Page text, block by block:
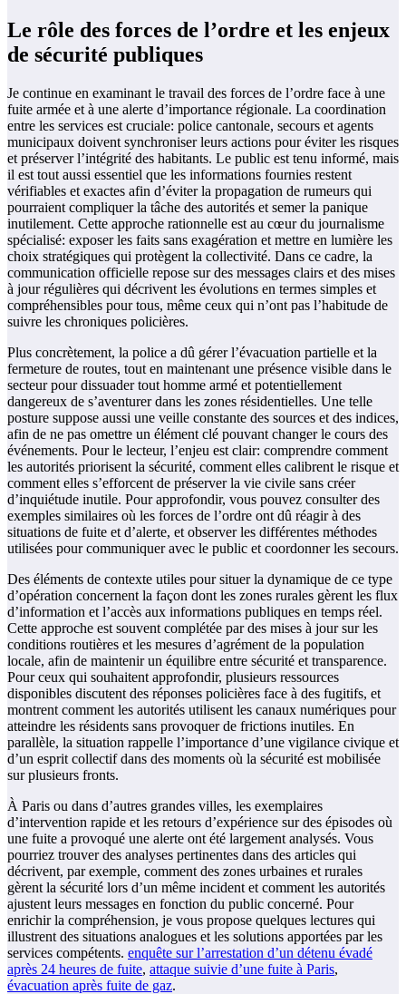
Le rôle des forces de l’ordre et les enjeux
de sécurité publiques
Je continue en examinant le travail des forces de l’ordre face à une
fuite armée et à une alerte d’importance régionale. La coordination
entre les services est cruciale: police cantonale, secours et agents
municipaux doivent synchroniser leurs actions pour éviter les risques
et préserver l’intégrité des habitants. Le public est tenu informé, mais
il est tout aussi essentiel que les informations fournies restent
vérifiables et exactes afin d’éviter la propagation de rumeurs qui
pourraient compliquer la tâche des autorités et semer la panique
inutilement. Cette approche rationnelle est au cœur du journalisme
spécialisé: exposer les faits sans exagération et mettre en lumière les
choix stratégiques qui protègent la collectivité. Dans ce cadre, la
communication officielle repose sur des messages clairs et des mises
à jour régulières qui décrivent les évolutions en termes simples et
compréhensibles pour tous, même ceux qui n’ont pas l’habitude de
suivre les chroniques policières.
Plus concrètement, la police a dû gérer l’évacuation partielle et la
fermeture de routes, tout en maintenant une présence visible dans le
secteur pour dissuader tout homme armé et potentiellement
dangereux de s’aventurer dans les zones résidentielles. Une telle
posture suppose aussi une veille constante des sources et des indices,
afin de ne pas omettre un élément clé pouvant changer le cours des
événements. Pour le lecteur, l’enjeu est clair: comprendre comment
les autorités priorisent la sécurité, comment elles calibrent le risque et
comment elles s’efforcent de préserver la vie civile sans créer
d’inquiétude inutile. Pour approfondir, vous pouvez consulter des
exemples similaires où les forces de l’ordre ont dû réagir à des
situations de fuite et d’alerte, et observer les différentes méthodes
utilisées pour communiquer avec le public et coordonner les secours.
Des éléments de contexte utiles pour situer la dynamique de ce type
d’opération concernent la façon dont les zones rurales gèrent les flux
d’information et l’accès aux informations publiques en temps réel.
Cette approche est souvent complétée par des mises à jour sur les
conditions routières et les mesures d’agrément de la population
locale, afin de maintenir un équilibre entre sécurité et transparence.
Pour ceux qui souhaitent approfondir, plusieurs ressources
disponibles discutent des réponses policières face à des fugitifs, et
montrent comment les autorités utilisent les canaux numériques pour
atteindre les résidents sans provoquer de frictions inutiles. En
parallèle, la situation rappelle l’importance d’une vigilance civique et
d’un esprit collectif dans des moments où la sécurité est mobilisée
sur plusieurs fronts.
À Paris ou dans d’autres grandes villes, les exemplaires
d’intervention rapide et les retours d’expérience sur des épisodes où
une fuite a provoqué une alerte ont été largement analysés. Vous
pourriez trouver des analyses pertinentes dans des articles qui
décrivent, par exemple, comment des zones urbaines et rurales
gèrent la sécurité lors d’un même incident et comment les autorités
ajustent leurs messages en fonction du public concerné. Pour
enrichir la compréhension, je vous propose quelques lectures qui
illustrent des situations analogues et les solutions apportées par les
services compétents. enquête sur l’arrestation d’un détenu évadé
après 24 heures de fuite, attaque suivie d’une fuite à Paris,
évacuation après fuite de gaz.